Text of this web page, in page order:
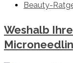
Beauty-
Weshalb